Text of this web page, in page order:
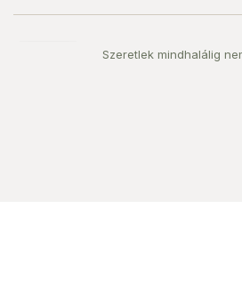
Szeretlek mindhalálig